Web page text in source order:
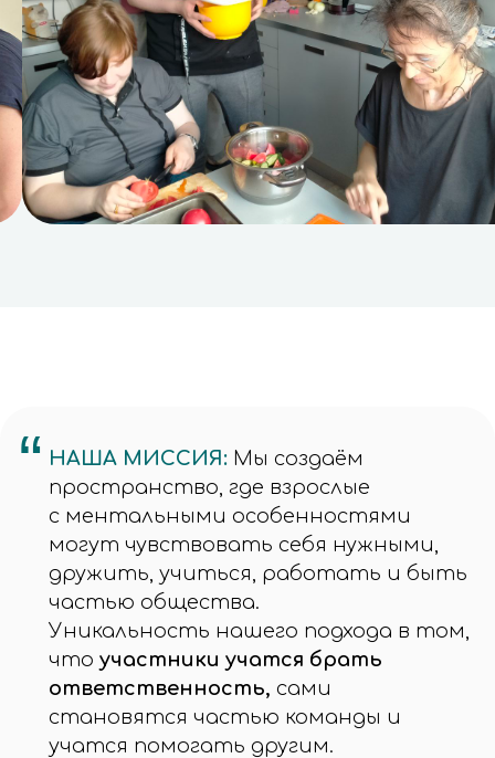
“ НАША МИССИЯ: Мы создаём
пространство, где взрослые
с ментальными особенностями
могут чувствовать себя нужными,
дружить, учиться, работать и быть
частью общества.
Уникальность нашего подхода в том,
что участники учатся брать
ответственность, сами
становятся частью команды и
учатся помогать другим.